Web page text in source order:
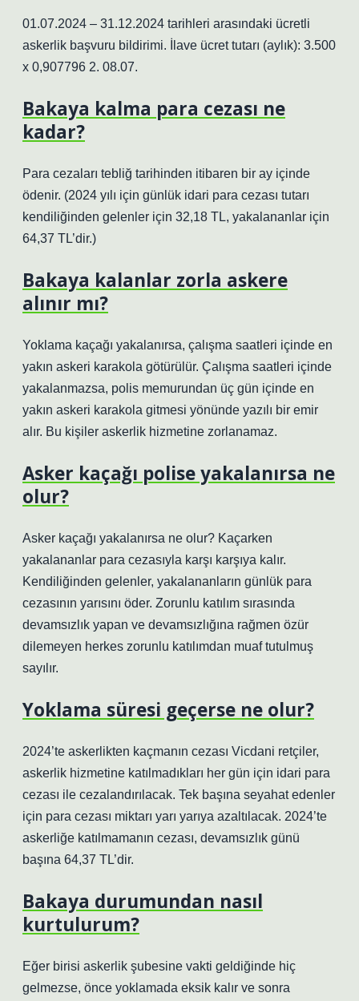
01.07.2024 – 31.12.2024 tarihleri ​​arasındaki ücretli
askerlik başvuru bildirimi. İlave ücret tutarı (aylık): 3.500
x 0,907796 2. 08.07.
Bakaya kalma para cezası ne
kadar?
Para cezaları tebliğ tarihinden itibaren bir ay içinde
ödenir. (2024 yılı için günlük idari para cezası tutarı
kendiliğinden gelenler için 32,18 TL, yakalananlar için
64,37 TL’dir.)
Bakaya kalanlar zorla askere
alınır mı?
Yoklama kaçağı yakalanırsa, çalışma saatleri içinde en
yakın askeri karakola götürülür. Çalışma saatleri içinde
yakalanmazsa, polis memurundan üç gün içinde en
yakın askeri karakola gitmesi yönünde yazılı bir emir
alır. Bu kişiler askerlik hizmetine zorlanamaz.
Asker kaçağı polise yakalanırsa ne
olur?
Asker kaçağı yakalanırsa ne olur? Kaçarken
yakalananlar para cezasıyla karşı karşıya kalır.
Kendiliğinden gelenler, yakalananların günlük para
cezasının yarısını öder. Zorunlu katılım sırasında
devamsızlık yapan ve devamsızlığına rağmen özür
dilemeyen herkes zorunlu katılımdan muaf tutulmuş
sayılır.
Yoklama süresi geçerse ne olur?
2024’te askerlikten kaçmanın cezası Vicdani retçiler,
askerlik hizmetine katılmadıkları her gün için idari para
cezası ile cezalandırılacak. Tek başına seyahat edenler
için para cezası miktarı yarı yarıya azaltılacak. 2024’te
askerliğe katılmamanın cezası, devamsızlık günü
başına 64,37 TL’dir.
Bakaya durumundan nasıl
kurtulurum?
Eğer birisi askerlik şubesine vakti geldiğinde hiç
gelmezse, önce yoklamada eksik kalır ve sonra